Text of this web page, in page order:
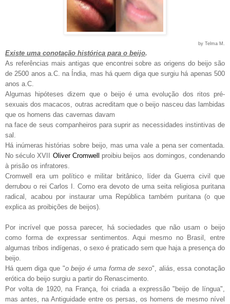
by Telma M.
Existe uma conotação histórica para o beijo.
As referências mais antigas que encontrei sobre as origens do beijo são
de 2500 anos a.C. na Índia, mas há quem diga que surgiu há apenas 500
anos a.C.
Algumas hipóteses dizem que o beijo é uma evolução dos ritos pré-
sexuais dos macacos, outras acreditam que o beijo nasceu das lambidas
que os homens das cavernas davam
na face de seus companheiros para suprir as necessidades instintivas de
sal.
Há inúmeras histórias sobre beijo, mas uma vale a pena ser comentada.
No século XVII Oliver Cromwell
proibiu beijos aos domingos, condenando
à prisão os infratores.
Cromwell era um político e militar britânico, líder da Guerra civil que
derrubou o rei Carlos I. Como era devoto de uma seita religiosa puritana
radical, acabou por instaurar uma República também puritana (o que
explica as proibições de beijos).
Por incrível que possa parecer, há sociedades que não usam o beijo
como forma de expressar sentimentos. Aqui mesmo no Brasil, entre
algumas tribos indígenas, o sexo é praticado sem que haja a presença do
beijo.
Há quem diga que "o beijo é uma forma de sexo", aliás, essa conotação
erótica do beijo surgiu a partir do Renascimento.
Por volta de 1920, na França, foi criada a expressão "beijo de língua",
mas antes, na Antiguidade entre os persas, os homens de mesmo nível